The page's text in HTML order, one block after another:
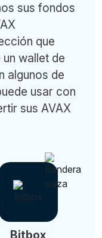
sus fondos
que
wallet de
algunos de
usar con
sus AVAX
Bitbox